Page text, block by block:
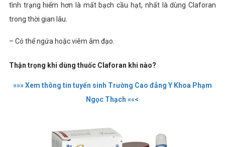
tình trạng hiếm hơn là mất bạch cầu hạt, nhất là dùng Claforan
trong thời gian lâu.
– Có thể ngứa hoặc viêm âm đạo.
Thận trọng khi dùng thuốc Claforan khi nào?
»»» Xem thông tin tuyển sinh Trường Cao đẳng Y Khoa Phạm
Ngọc Thạch ««<